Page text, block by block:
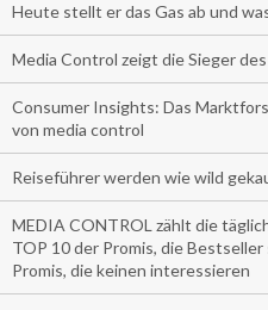
Heute stellt er das Gas ab und
Media Control zeigt die Sieger
Consumer Insights: Das
von media control
Reiseführer werden wie wild
MEDIA CONTROL zählt die
TOP 10 der Promis, die
Promis, die keinen interessieren